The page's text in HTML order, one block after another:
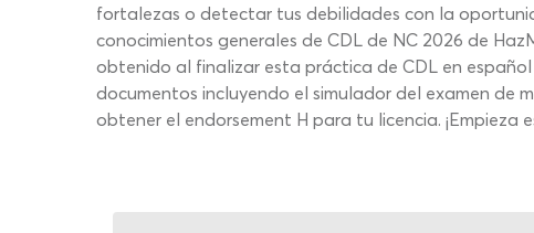
fortalezas o detectar tus debilidades con la
conocimientos generales de CDL de NC 2026 de
obtenido al finalizar esta práctica de CDL en
documentos incluyendo el simulador del examen de
obtener el endorsement H para tu licencia. ¡Empieza